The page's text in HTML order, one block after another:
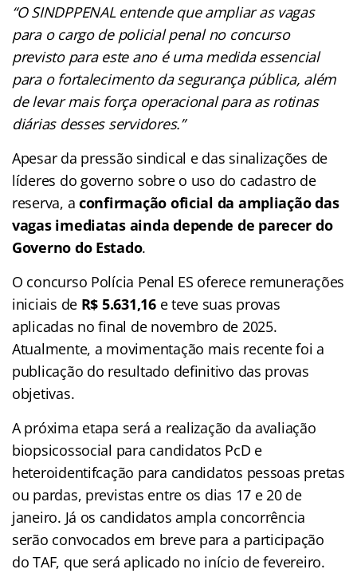
“O SINDPPENAL entende que ampliar as vagas
para o cargo de policial penal no concurso
previsto para este ano é uma medida essencial
para o fortalecimento da segurança pública, além
de levar mais força operacional para as rotinas
diárias desses servidores.”
Apesar da pressão sindical e das sinalizações de
líderes do governo sobre o uso do cadastro de
reserva, aconfirmação oficial da ampliação das
vagas imediatas ainda depende de parecer do
Governo do Estado.
O concurso Polícia Penal ES oferece remunerações
iniciais de R$ 5.631,16e teve suas provas
aplicadas no final de novembro de 2025.
Atualmente, a movimentação mais recente foi a
publicação do resultado definitivo das provas
objetivas.
A próxima etapa será a realização da avaliação
biopsicossocial para candidatos PcD e
heteroidentifcação para candidatos pessoas pretas
ou pardas, previstas entre os dias 17 e 20 de
janeiro. Já os candidatos ampla concorrência
serão convocados em breve para a participação
do TAF, que será aplicado no início de fevereiro.